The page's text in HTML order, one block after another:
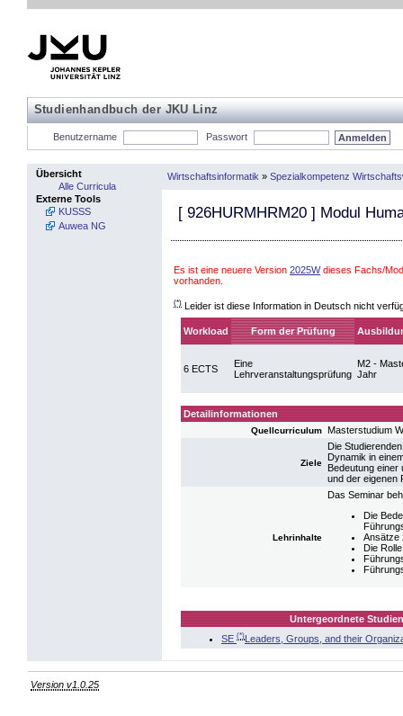
Studienhandbuch der JKU Linz
Benutzername Passwort
Übersicht
Alle Curricula
Externe Tools
KUSSS
Auwea NG
Wirtschaftsinformatik » Spezialkompetenz
[ 926HURMHRM20 ] Modul
Es ist eine neuere Version 2025Wdieses Fachs/
vorhanden.
(*) Leider ist diese Information in Deutsch nicht
Workload Form der Prüfung
6 ECTS
Eine
Lehrveranstaltungsprüfung
M2 -
Jahr
Detailinformationen
Quellcurriculum Masterstudium
Ziele
Die
Dynamik in
Bedeutung
und der eigenen
Lehrinhalte
Das Seminar
Die
Ansätze
Die
Untergeordnete
SE (*)Leaders, Groups, and their
Version v1.0.25